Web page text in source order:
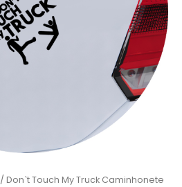
/ Don`t Touch My Truck Caminhonete